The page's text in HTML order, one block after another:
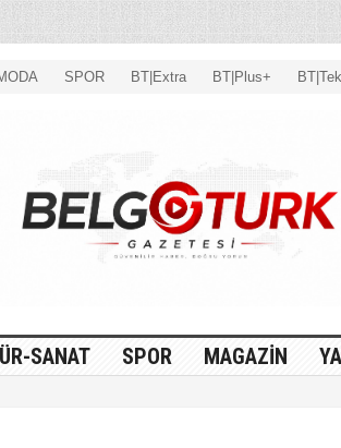
SPOR BT|Extra BT|Plus+
SANAT SPOR MAGAZİN